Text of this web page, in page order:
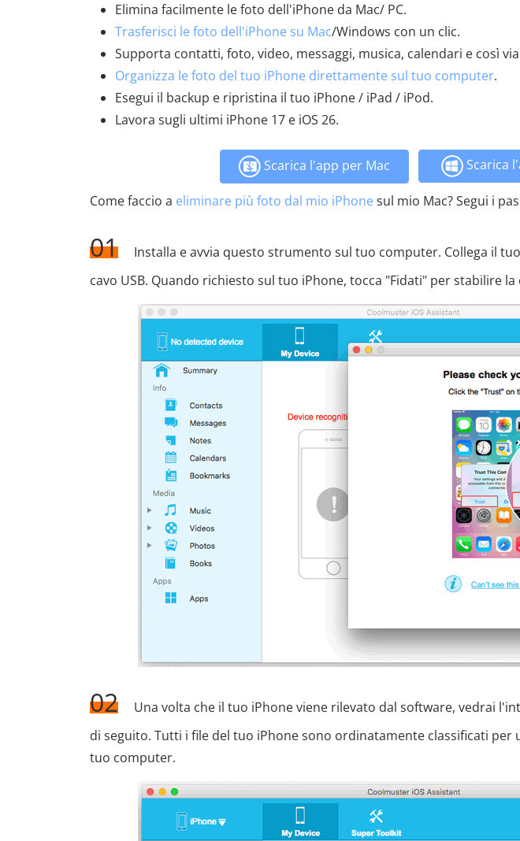
Elimina facilmente le foto dell'iPhone da Mac/ PC.
Trasferisci le foto dell'iPhone su Mac/Windows con un clic.
Supporta contatti, foto, video, messaggi, musica, calendari e così
Organizza le foto del tuo iPhone direttamente sul tuo computer.
Esegui il backup e ripristina il tuo iPhone / iPad / iPod.
Lavora sugli ultimi iPhone 17 e iOS 26.
Scarica l'app per Mac Scarica
Come faccio a eliminare più foto dal mio iPhone sul mio Mac? Segui i
01
Installa e avvia questo strumento sul tuo computer. Collega il
cavo USB. Quando richiesto sul tuo iPhone, tocca "Fidati" per stabilire la
02
Una volta che il tuo iPhone viene rilevato dal software, vedrai
di seguito. Tutti i file del tuo iPhone sono ordinatamente classificati per
tuo computer.